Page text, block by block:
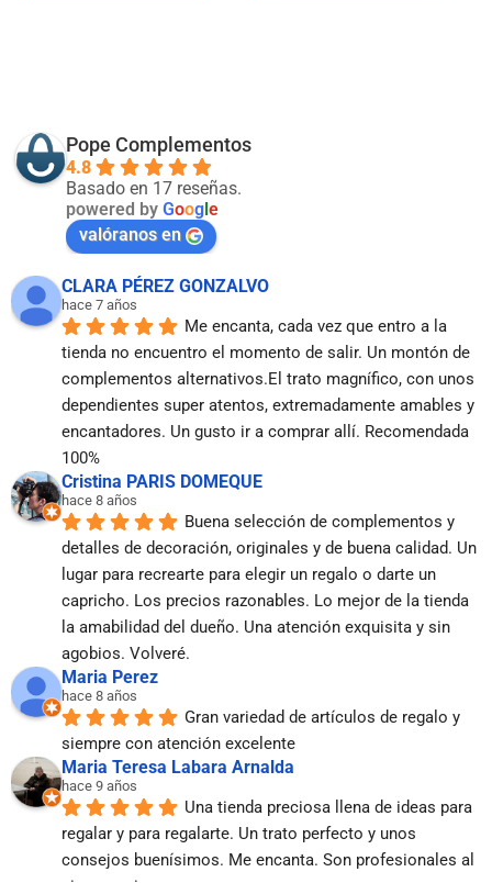
Pope Complementos
4.8
Basado en 17 reseñas.
powered by Goog e
valóranos en
CLARA PÉREZ GONZALVO
hace 7 años
Me encanta, cada vez que entro a la
tienda no encuentro el momento de salir. Un montón de
complementos alternativos.El trato magnífico, con unos
dependientes super atentos, extremadamente amables y
encantadores. Un gusto ir a comprar allí. Recomendada
100%
Cristina PARIS DOMEQUE
hace 8 años
Buena selección de complementos y
detalles de decoración, originales y de buena calidad. Un
lugar para recrearte para elegir un regalo o darte un
capricho. Los precios razonables. Lo mejor de la tienda
la amabilidad del dueño. Una atención exquisita y sin
agobios. Volveré.
Maria Perez
hace 8 años
Gran variedad de artículos de regalo y
siempre con atención excelente
Maria Teresa Labara Arnalda
hace 9 años
Una tienda preciosa llena de ideas para
regalar y para regalarte. Un trato perfecto y unos
consejos buenísimos. Me encanta. Son profesionales al